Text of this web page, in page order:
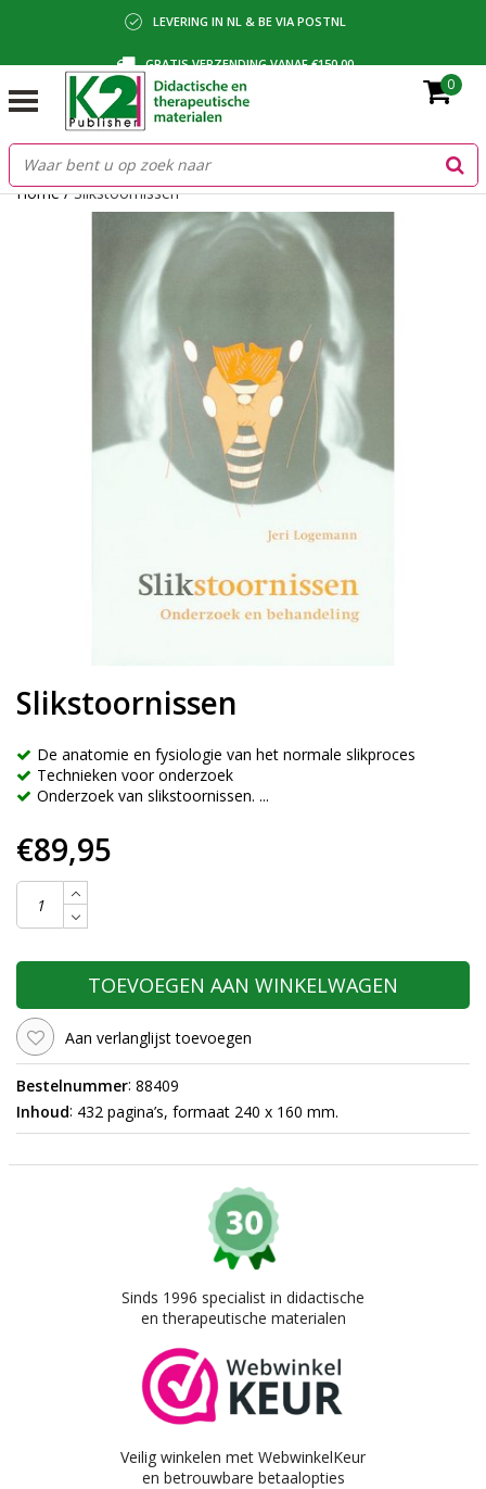
LEVERING IN NL & BE VIA POSTNL
GRATIS VERZENDING VANAF €150,00
BETALING VIA IDEAL, BANCONTACT OF FACTUUR
0
Home/Slikstoornissen
Slikstoornissen
De anatomie en fysiologie van het normale slikproces
Technieken voor onderzoek
Onderzoek van slikstoornissen. ...
€89,95
TOEVOEGEN AAN WINKELWAGEN
Aan verlanglijst toevoegen
Bestelnummer: 88409
Inhoud: 432 pagina’s, formaat 240 x 160 mm.
Sinds 1996 specialist in didactische
en therapeutische materialen
Veilig winkelen met WebwinkelKeur
en betrouwbare betaalopties